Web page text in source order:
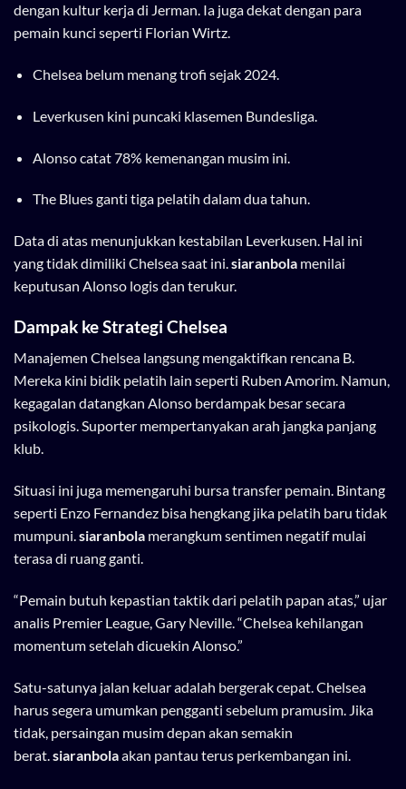
dengan kultur kerja di Jerman. Ia juga dekat dengan para
pemain kunci seperti Florian Wirtz.
Chelsea belum menang trofi sejak 2024.
Leverkusen kini puncaki klasemen Bundesliga.
Alonso catat 78% kemenangan musim ini.
The Blues ganti tiga pelatih dalam dua tahun.
Data di atas menunjukkan kestabilan Leverkusen. Hal ini
yang tidak dimiliki Chelsea saat ini.siaranbola menilai
keputusan Alonso logis dan terukur.
Dampak ke Strategi Chelsea
Manajemen Chelsea langsung mengaktifkan rencana B.
Mereka kini bidik pelatih lain seperti Ruben Amorim. Namun,
kegagalan datangkan Alonso berdampak besar secara
psikologis. Suporter mempertanyakan arah jangka panjang
klub.
Situasi ini juga memengaruhi bursa transfer pemain. Bintang
seperti Enzo Fernandez bisa hengkang jika pelatih baru tidak
mumpuni.siaranbola merangkum sentimen negatif mulai
terasa di ruang ganti.
“Pemain butuh kepastian taktik dari pelatih papan atas,” ujar
analis Premier League, Gary Neville. “Chelsea kehilangan
momentum setelah dicuekin Alonso.”
Satu-satunya jalan keluar adalah bergerak cepat. Chelsea
harus segera umumkan pengganti sebelum pramusim. Jika
tidak, persaingan musim depan akan semakin
berat.siaranbolaakan pantau terus perkembangan ini.